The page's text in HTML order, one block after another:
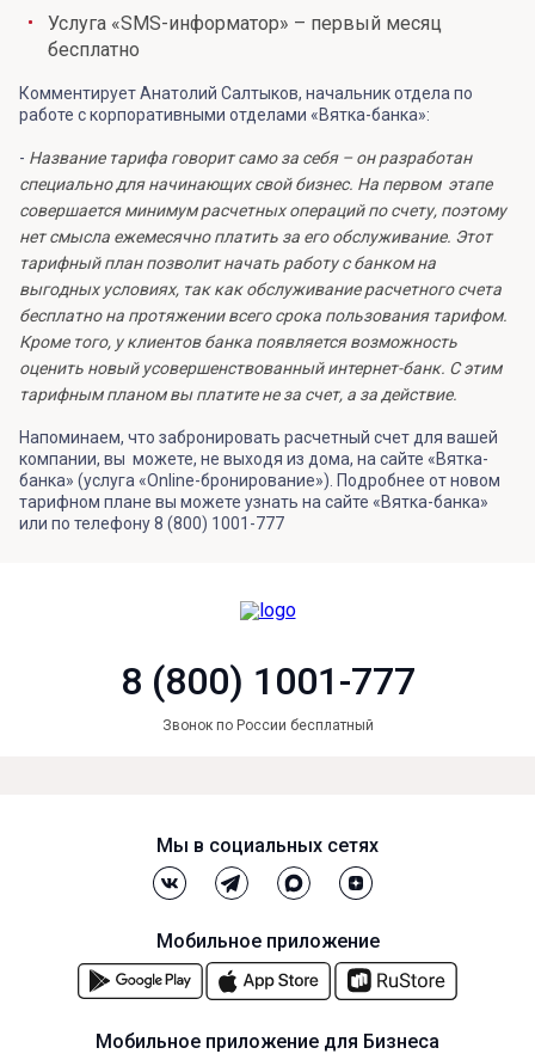
Услуга «SMS-информатор» – первый месяц
бесплатно
Комментирует Анатолий Салтыков, начальник отдела по
работе с корпоративными отделами «Вятка-банка»:
- Название тарифа говорит само за себя – он разработан
специально для начинающих свой бизнес. На первом этапе
совершается минимум расчетных операций по счету, поэтому
нет смысла ежемесячно платить за его обслуживание. Этот
тарифный план позволит начать работу с банком на
выгодных условиях, так как обслуживание расчетного счета
бесплатно на протяжении всего срока пользования тарифом.
Кроме того, у клиентов банка появляется возможность
оценить новый усовершенствованный интернет-банк. С этим
тарифным планом вы платите не за счет, а за действие.
Напоминаем, что забронировать расчетный счет для вашей
компании, вы можете, не выходя из дома, на сайте «Вятка-
банка» (услуга «Online-бронирование»). Подробнее от новом
тарифном плане вы можете узнать на сайте «Вятка-банка»
или по телефону 8 (800) 1001-777
8 (800) 1001-777
Звонок по России бесплатный
Мы в социальных сетях
Мобильное приложение
Мобильное приложение для Бизнеса